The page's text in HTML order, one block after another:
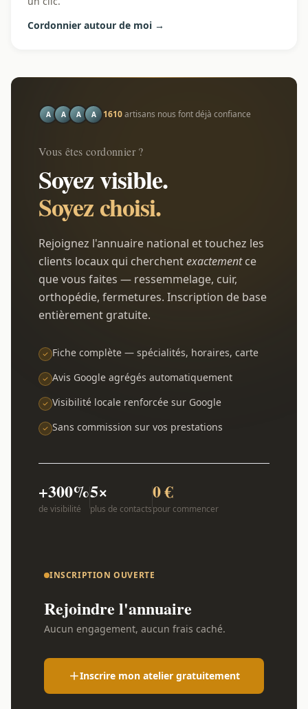
Cordonnier autour de moi →
A A A A 1610artisans nous font déjà confiance
Vous êtes cordonnier ?
Soyez visible.
Soyez choisi.
Rejoignez l'annuaire national et touchez les
clients locaux qui cherchentexactementce
que vous faites — ressemmelage, cuir,
orthopédie, fermetures. Inscription de base
entièrement gratuite.
Fiche complète — spécialités, horaires, carte
Avis Google agrégés automatiquement
Visibilité locale renforcée sur Google
Sans commission sur vos prestations
+300%
de visibilité
5×
plus de contacts
0 €
pour commencer
INSCRIPTION OUVERTE
Rejoindre l'annuaire
Aucun engagement, aucun frais caché.
Inscrire mon atelier gratuitement